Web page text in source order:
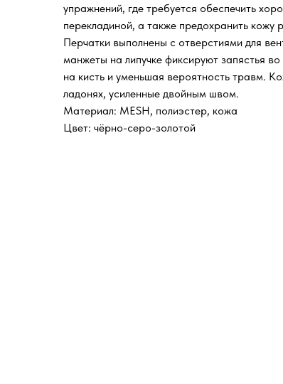
упражнений, где требуется обеспечить
перекладиной, а также предохранить кожу
Перчатки выполнены с отверстиями для
манжеты на липучке фиксируют запястья
на кисть и уменьшая вероятность травм.
ладонях, усиленные двойным швом.
Материал: MESH, полиэстер, кожа
Цвет: чёрно-серо-золотой